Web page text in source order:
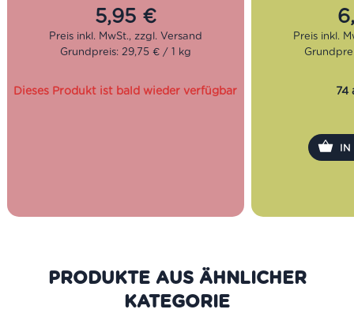
Lokalheldin. Ihre Erfindung, die
Chianciano,ist bis heute eine
regionale Spezialität und Stolz der
5,95 €
Grundpreis: 29,75 € / 1 kg
Dieses Produkt ist bald wieder verfügbar
Argento
würzigen
in die Tasse.
74
IN
PRODUKTE AUS DER GLEICHEN
KATEGORIE